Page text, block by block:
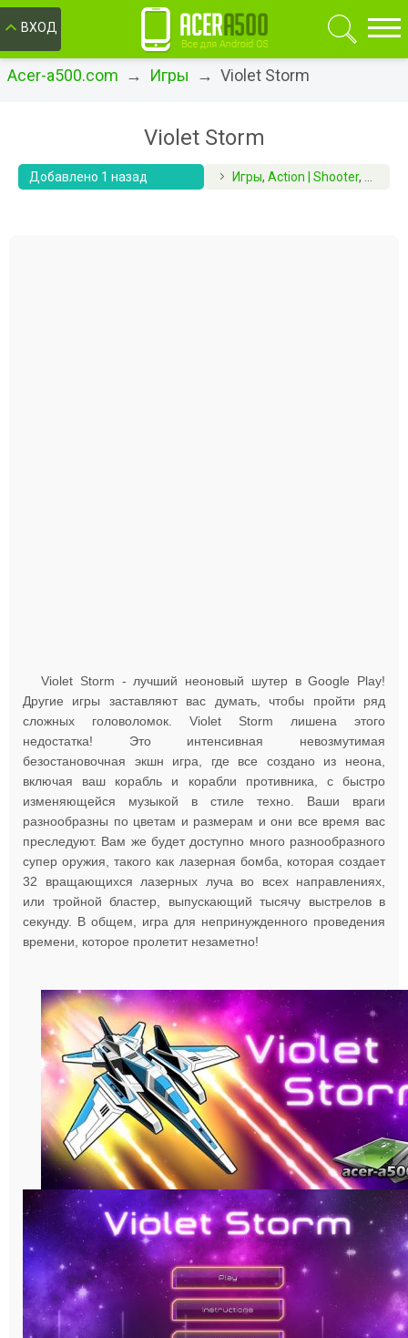
ВХОД
Acer-a500.com → Игры → Violet Storm
Violet Storm
Добавлено 1 назад Игры, Action | Shooter,
Violet Storm - лучший неоновый шутер в Google Play!
Другие игры заставляют вас думать, чтобы пройти ряд
сложных головоломок. Violet Storm лишена этого
недостатка! Это интенсивная невозмутимая
безостановочная экшн игра, где все создано из неона,
включая ваш корабль и корабли противника, с быстро
изменяющейся музыкой в стиле техно. Ваши враги
разнообразны по цветам и размерам и они все время вас
преследуют. Вам же будет доступно много разнообразного
супер оружия, такого как лазерная бомба, которая создает
32 вращающихся лазерных луча во всех направлениях,
или тройной бластер, выпускающий тысячу выстрелов в
секунду. В общем, игра для непринужденного проведения
времени, которое пролетит незаметно!